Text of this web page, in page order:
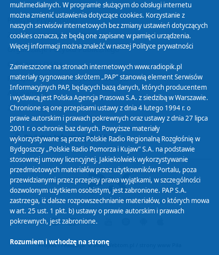
Polityka Prywatności
Zasady korzystania z Serwisu
Organizacje Pożytku Publicznego
Cyfryzacja DAB+
Polityka ochrony danych osobowych
Abonament
Zamówienia publiczne
Biuletyn Informacji Publicznej
Projekt i realizacja: © 2022Webtom.pl
multimedialnych. W programie służącym do obsługi internetu
można zmienić ustawienia dotyczące cookies. Korzystanie z
naszych serwisów internetowych bez zmiany ustawień dotyczących
cookies oznacza, że będą one zapisane w pamięci urządzenia.
Więcej informacji można znaleźć w naszej Polityce prywatności
Zamieszczone na stronach internetowych www.radiopik.pl
materiały sygnowane skrótem „PAP” stanowią element Serwisów
Informacyjnych PAP, będących bazą danych, których producentem
i wydawcą jest Polska Agencja Prasowa S.A. z siedzibą w Warszawie.
Chronione są one przepisami ustawy z dnia 4 lutego 1994 r. o
prawie autorskim i prawach pokrewnych oraz ustawy z dnia 27 lipca
2001 r. o ochronie baz danych. Powyższe materiały
wykorzystywane są przez Polskie Radio Regionalną Rozgłośnię w
Bydgoszczy „Polskie Radio Pomorza i Kujaw” S.A. na podstawie
stosownej umowy licencyjnej. Jakiekolwiek wykorzystywanie
przedmiotowych materiałów przez użytkowników Portalu, poza
przewidzianymi przez przepisy prawa wyjątkami, w szczególności
dozwolonym użytkiem osobistym, jest zabronione. PAP S.A.
zastrzega, iż dalsze rozpowszechnianie materiałów, o których mowa
w art. 25 ust. 1 pkt. b) ustawy o prawie autorskim i prawach
pokrewnych, jest zabronione.
Rozumiem i wchodzę na stronę